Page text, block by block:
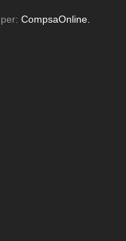
per:CompsaOnline.